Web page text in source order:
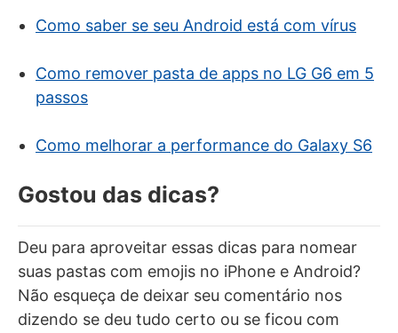
Como saber se seu Android está com vírus
Como remover pasta de apps no LG G6 em 5
passos
Como melhorar a performance do Galaxy S6
Gostou das dicas?
Deu para aproveitar essas dicas para nomear
suas pastas com emojis no iPhone e Android?
Não esqueça de deixar seu comentário nos
dizendo se deu tudo certo ou se ficou com